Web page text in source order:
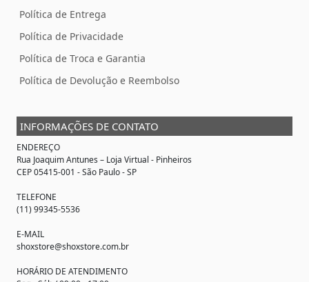
Política de Entrega
Política de Privacidade
Política de Troca e Garantia
Política de Devolução e Reembolso
INFORMAÇÕES DE CONTATO
ENDEREÇO
Rua Joaquim Antunes – Loja Virtual - Pinheiros
CEP 05415-001 - São Paulo - SP
TELEFONE
(11) 99345-5536
E-MAIL
shoxstore@shoxstore.com.br
HORÁRIO DE ATENDIMENTO